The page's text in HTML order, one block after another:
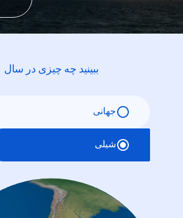
ببینید چه چیزی در سال
جهانی
شیلی